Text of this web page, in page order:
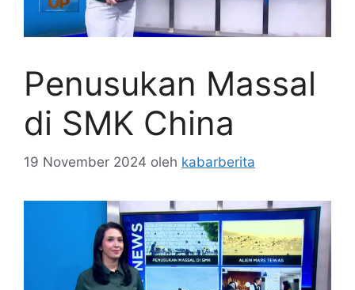
Penusukan Massal
di SMK China
19 November 2024 oleh kabarberita